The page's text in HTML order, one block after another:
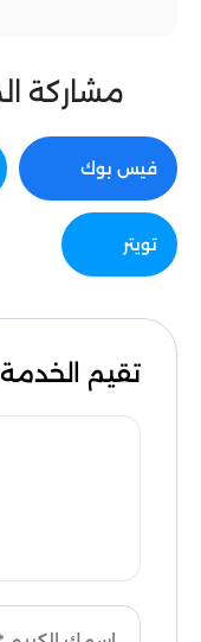
مشاركة
فيس بوك
تويتر
تقيم الخدمة